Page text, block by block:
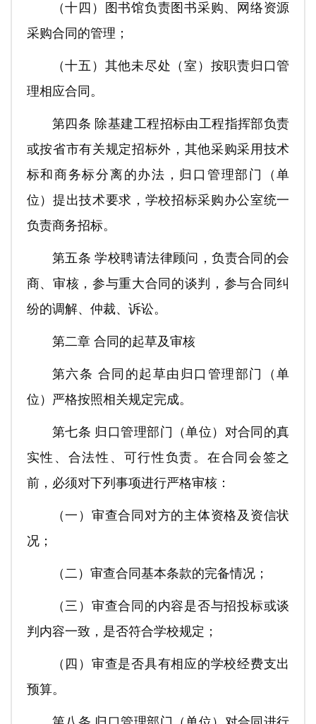
（十四）图书馆负责图书采购、网络资源
采购合同的管理；
（十五）其他未尽处（室）按职责归口管
理相应合同。
第四条 除基建工程招标由工程指挥部负责
或按省市有关规定招标外，其他采购采用技术
标和商务标分离的办法，归口管理部门（单
位）提出技术要求，学校招标采购办公室统一
负责商务招标。
第五条 学校聘请法律顾问，负责合同的会
商、审核，参与重大合同的谈判，参与合同纠
纷的调解、仲裁、诉讼。
第二章 合同的起草及审核
第六条 合同的起草由归口管理部门（单
位）严格按照相关规定完成。
第七条 归口管理部门（单位）对合同的真
实性、合法性、可行性负责。在合同会签之
前，必须对下列事项进行严格审核：
（一）审查合同对方的主体资格及资信状
况；
（二）审查合同基本条款的完备情况；
（三）审查合同的内容是否与招投标或谈
判内容一致，是否符合学校规定；
（四）审查是否具有相应的学校经费支出
预算。